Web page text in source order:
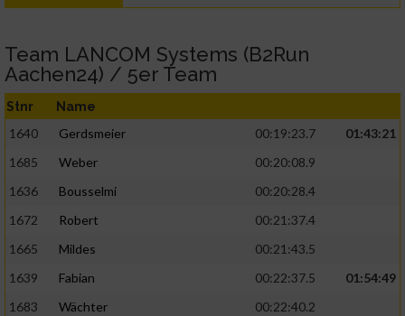
Team LANCOM Systems (B2Run
Aachen24) / 5er Team
Stnr Name
1640 Gerdsmeier 00:19:23.7
01:43:21
1685
Weber
00:20:08.9
1636
Bousselmi
00:20:28.4
1672
Robert
00:21:37.4
1665
Mildes
00:21:43.5
1639
Fabian 00:22:37.5
01:54:49
1683
Wächter
00:22:40.2